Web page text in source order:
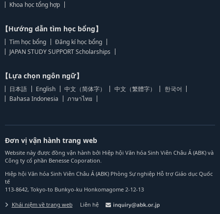
Khoa học tổng hợp
【Hướng dẫn tìm học bổng】
Tìm học bổng
Đăng kí học bổng
JAPAN STUDY SUPPORT Scholarships
【Lựa chọn ngôn ngữ】
日本語 English 中文（简体字） 中文（繁體字）
한국어
Bahasa Indonesia
ภาษาไทย
Đơn vị vận hành trang web
Website này được đồng vận hành bởi Hiệp hội Văn hóa Sinh Viên Châu Á (ABK) và
Công ty cổ phần Benesse Coporation.
Hiệp hội Văn hóa Sinh Viên Châu Á (ABK) Phòng Sự nghiệp Hỗ trợ Giáo dục Quốc
tế
113-8642, Tokyo-to Bunkyo-ku Honkomagome 2-12-13
Khái niệm về trang web Liên hệ